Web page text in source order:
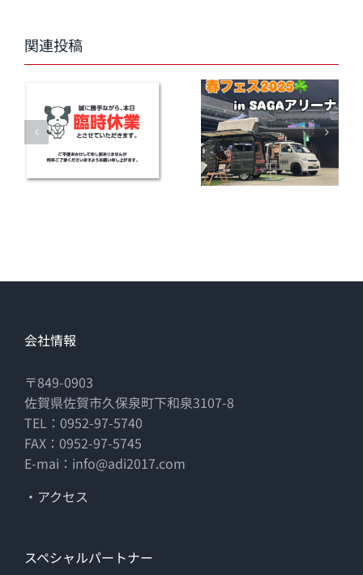
関連投稿
会社情報
〒849-0903
佐賀県佐賀市久保泉町下和泉3107-8
TEL：0952-97-5740
FAX：0952-97-5745
E-mai：info@adi2017.com
・アクセス
スペシャルパートナー